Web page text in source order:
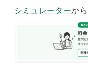
シミュレーターか